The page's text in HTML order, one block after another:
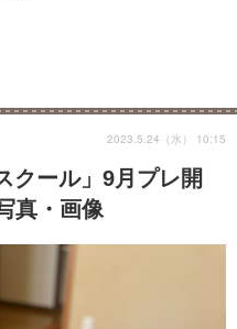
クール」9月プレ開
真・画像
2023.5.24（水） 10:15